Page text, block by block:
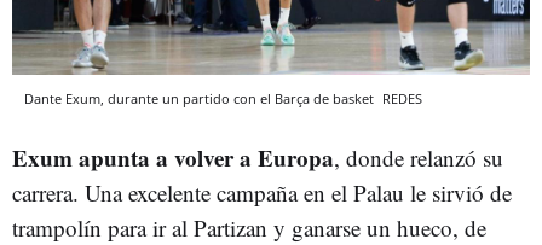
Dante Exum, durante un partido con el Barça de basket REDES
Exum apunta a volver a Europa, donde relanzó su
carrera. Una excelente campaña en el Palau le sirvió de
trampolín para ir al Partizan y ganarse un hueco, de